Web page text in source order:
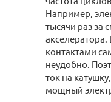
Например,
тысячи раз за
контактами
неудобно.
ток на
мощный